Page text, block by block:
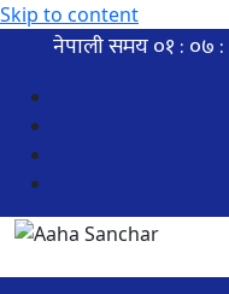
Skip to content